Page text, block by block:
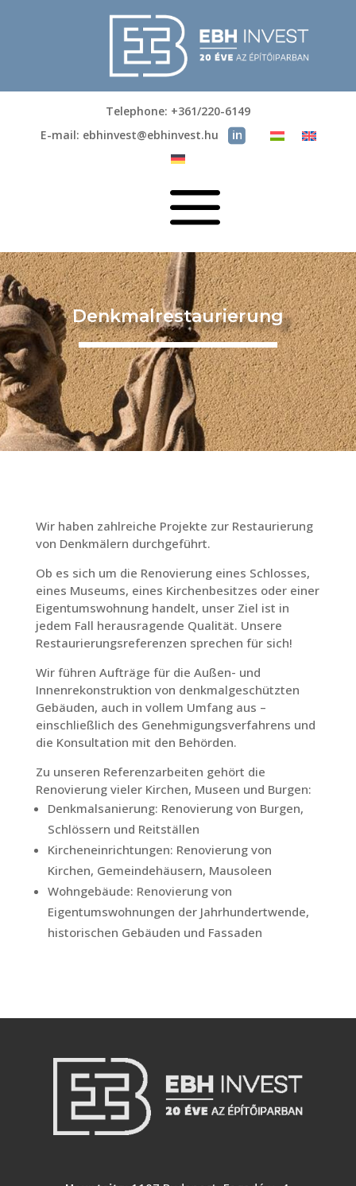
Telephone: +361/220-6149
E-mail: ebhinvest@ebhinvest.hu
a
Denkmalrestaurierung
Wir haben zahlreiche Projekte zur Restaurierung
von Denkmälern durchgeführt.
Ob es sich um die Renovierung eines Schlosses,
eines Museums, eines Kirchenbesitzes oder einer
Eigentumswohnung handelt, unser Ziel ist in
jedem Fall herausragende Qualität. Unsere
Restaurierungsreferenzen sprechen für sich!
Wir führen Aufträge für die Außen- und
Innenrekonstruktion von denkmalgeschützten
Gebäuden, auch in vollem Umfang aus –
einschließlich des Genehmigungsverfahrens und
die Konsultation mit den Behörden.
Zu unseren Referenzarbeiten gehört die
Renovierung vieler Kirchen, Museen und Burgen:
Denkmalsanierung: Renovierung von Burgen,
Schlössern und Reitställen
Kircheneinrichtungen: Renovierung von
Kirchen, Gemeindehäusern, Mausoleen
Wohngebäude: Renovierung von
Eigentumswohnungen der Jahrhundertwende,
historischen Gebäuden und Fassaden